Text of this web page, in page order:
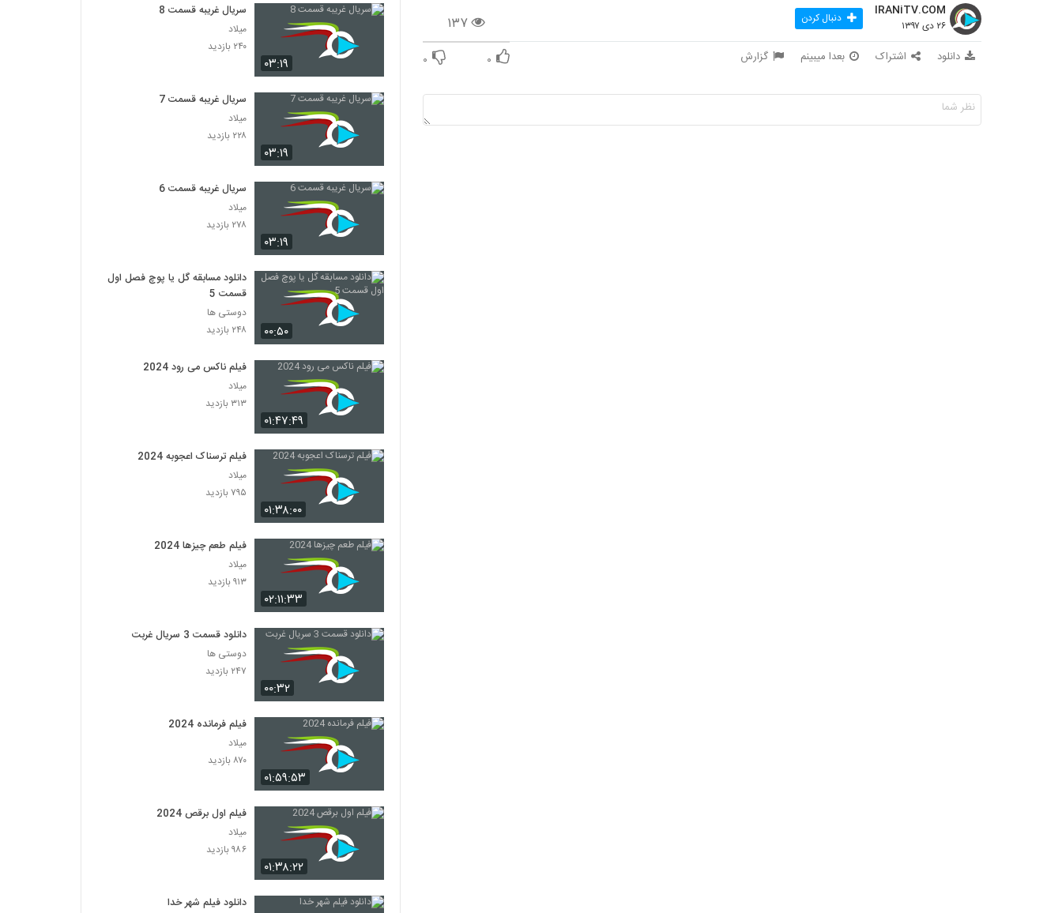
۱۳۷
IRANiTV.COM
۲۶ دی ۱۳۹۷ دنبال کردن
دانلود اشتراک بعدا میبینم گزارش ۰ ۰ ۰۳:۱۹
سریال غریبه قسمت 8
میلاد
۲۴۰ بازدید
۰۳:۱۹
سریال غریبه قسمت 7
میلاد
۲۲۸ بازدید
۰۳:۱۹
سریال غریبه قسمت 6
میلاد
۲۷۸ بازدید
۰۰:۵۰
دانلود مسابقه گل یا پوچ فصل اول
قسمت 5
دوستی ها
۲۴۸ بازدید
۰۱:۴۷:۴۹
فیلم ناکس می رود 2024
میلاد
۳۱۳ بازدید
۰۱:۳۸:۰۰
فیلم ترسناک اعجوبه 2024
میلاد
۷۹۵ بازدید
۰۲:۱۱:۳۳
فیلم طعم چیزها 2024
میلاد
۹۱۳ بازدید
۰۰:۳۲
دانلود قسمت 3 سریال غربت
دوستی ها
۲۴۷ بازدید
۰۱:۵۹:۵۳
فیلم فرمانده 2024
میلاد
۸۷۰ بازدید
۰۱:۳۸:۲۲
فیلم اول برقص 2024
میلاد
۹۸۶ بازدید
دانلود فیلم شهر خدا